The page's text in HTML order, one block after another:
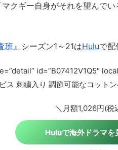
クギー自身がそれを望んで
』 シーズン1～21はHuluで配
id=”B07412V1Q5″
ス 刺繍入り 調節可能なコット
＼月額1,026円(税
Huluで海外ドラマを